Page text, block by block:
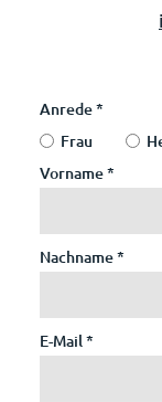
Anrede*
Frau
Vorname*
Nachname*
E-Mail*